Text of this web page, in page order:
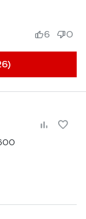
6 0